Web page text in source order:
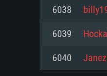
Disque dur:
Disque dur:
Disque dur:
6038
6039
6040